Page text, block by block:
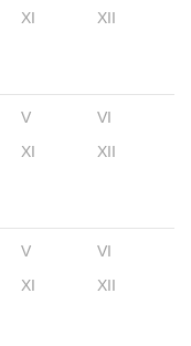
XI XII
V
VI
XI XII
V
VI
XI XII